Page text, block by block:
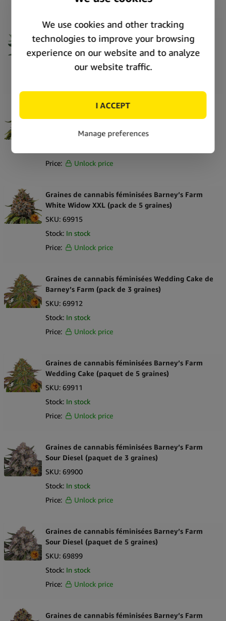
Graines de cannabis féminisées Barney’s Farm
Laughing Buddha (pack de 5 graines)
SKU: SE6467
In stock
Graines de cannabis féminisées Barney’s Farm
White Widow XXL (pack de 3 graines)
69916
Price:
Unlock price
Graines de cannabis féminisées Barney’s Farm
White Widow XXL (pack de 5 graines)
SKU: 69915
Stock: In stock
Price:
Unlock price
Graines de cannabis féminisées Wedding Cake de
Barney’s Farm (pack de 3 graines)
SKU: 69912
Stock: In stock
Price:
Unlock price
Graines de cannabis féminisées Barney’s Farm
Wedding Cake (paquet de 5 graines)
SKU: 69911
Stock: In stock
Price:
Unlock price
Graines de cannabis féminisées Barney’s Farm
Sour Diesel (paquet de 3 graines)
SKU: 69900
Stock: In stock
Price:
Unlock price
Graines de cannabis féminisées Barney’s Farm
Sour Diesel (paquet de 5 graines)
SKU: 69899
Stock: In stock
Price:
Unlock price
Graines de cannabis féminisées Barney’s Farm